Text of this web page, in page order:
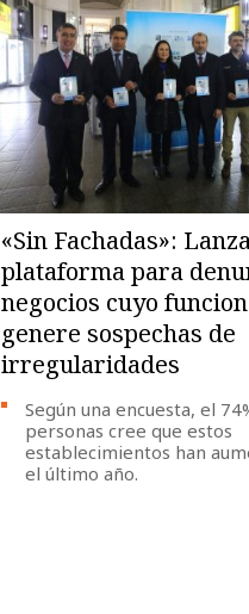
«Sin Fachadas»:
plataforma para
negocios cuyo
genere sospechas de
irregularidades
Según una encuesta, el
personas cree que estos
establecimientos han
el último año.